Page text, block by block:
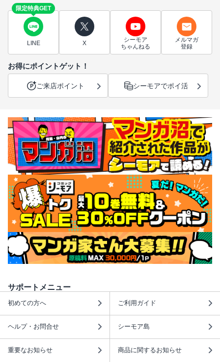
限定特典GET
LINE X
シーモア
ちゃんねる
メルマガ
登録
お得にポイントゲット！
ご来店ポイント シーモアでポイ活
サポートメニュー
初めての方へ ご利用ガイド
ヘルプ・お問合せ シーモア島
重要なお知らせ 商品に関するお知らせ